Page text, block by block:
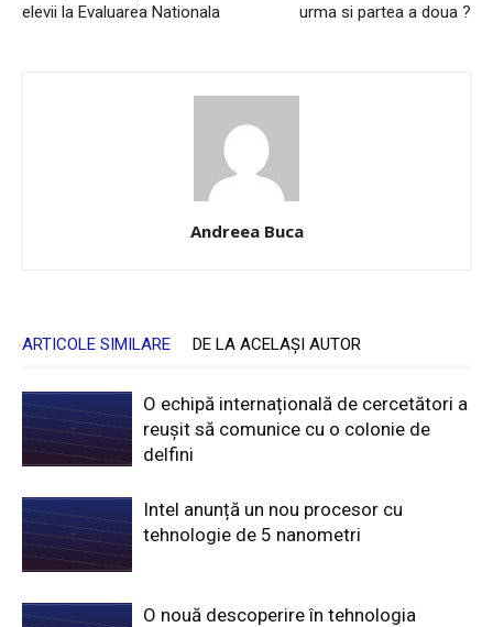
elevii la Evaluarea Nationala
urma si partea a doua ?
Andreea Buca
ARTICOLE SIMILARE DE LA ACELAȘI AUTOR
O echipă internațională de cercetători a
reușit să comunice cu o colonie de
delfini
Intel anunță un nou procesor cu
tehnologie de 5 nanometri
O nouă descoperire în tehnologia